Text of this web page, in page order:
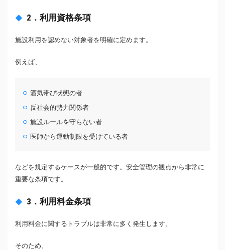
2．利用資格条項
施設利用を認めない対象者を明確に定めます。
例えば、
酒気帯び状態の者
反社会的勢力関係者
施設ルールを守らない者
医師から運動制限を受けている者
などを規定するケースが一般的です。安全管理の観点から非常に
重要な条項です。
3．利用料金条項
利用料金に関するトラブルは非常に多く発生します。
そのため、